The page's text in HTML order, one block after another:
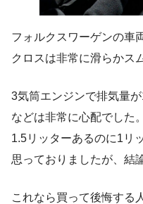
フォルクスワーゲンの車
クロスは非常に滑らかス
3気筒エンジンで排気量
などは非常に心配でした
1.5リッターあるのに1リ
思っておりましたが、結
これなら買って後悔する